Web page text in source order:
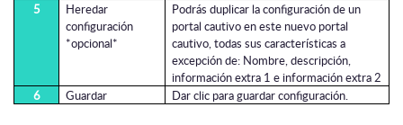
5
Heredar
configuración
*opcional*
Podrás duplicar la configuración de un
portal cautivo en este nuevo portal
cautivo, todas sus características a
excepción de: Nombre, descripción,
información extra 1 e información extra 2
6
Guardar Dar clic para guardar configuración.